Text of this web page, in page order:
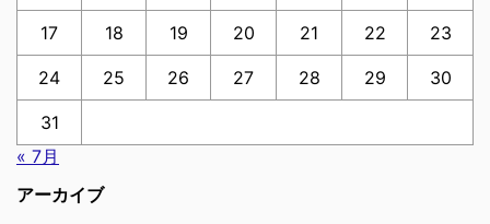
17 18 19 20 21 22 23
24 25 26 27 28 29 30
31
« 7月
アーカイブ